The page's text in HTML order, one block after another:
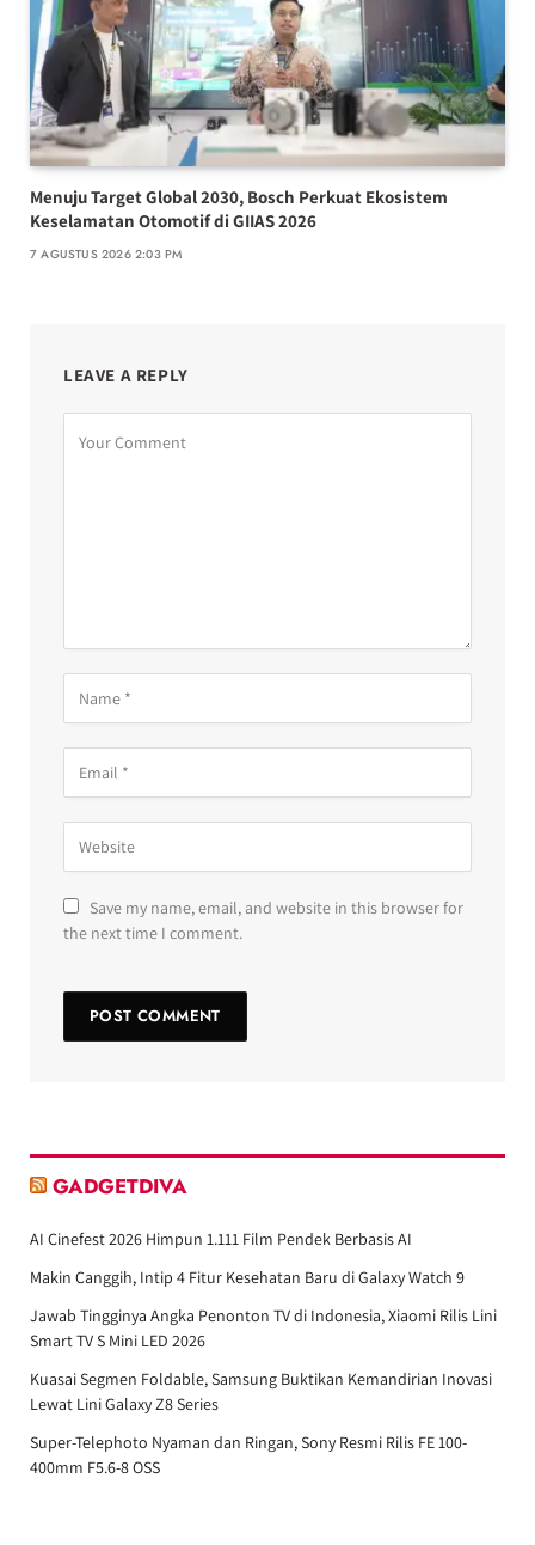
Menuju Target Global 2030, Bosch Perkuat Ekosistem
Keselamatan Otomotif di GIIAS 2026
7 AGUSTUS 2026 2:03 PM
LEAVE A REPLY
Save my name, email, and website in this browser for
the next time I comment.
GADGETDIVA
AI Cinefest 2026 Himpun 1.111 Film Pendek Berbasis AI
Makin Canggih, Intip 4 Fitur Kesehatan Baru di Galaxy Watch 9
Jawab Tingginya Angka Penonton TV di Indonesia, Xiaomi Rilis Lini
Smart TV S Mini LED 2026
Kuasai Segmen Foldable, Samsung Buktikan Kemandirian Inovasi
Lewat Lini Galaxy Z8 Series
Super-Telephoto Nyaman dan Ringan, Sony Resmi Rilis FE 100-
400mm F5.6-8 OSS